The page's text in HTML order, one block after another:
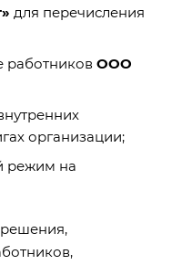
для перечисления
работников OOO
организации;
режим на